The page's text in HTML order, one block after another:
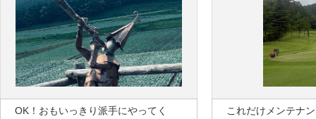
OK！おもいっきり派手にやってく
これだけメンテナ